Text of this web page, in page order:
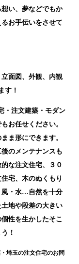
い、夢などでもか
お手伝いをさせて
面図、外観、内観
す！
・注文建築・モダン
お任せください。
ま形にできます。
のメンテナンスも
な注文住宅、３０
宅、木のぬくもり
風・水…自然を十分
地や段差の大きい
性を生かしたそこ
！
埼玉の注文住宅のお問